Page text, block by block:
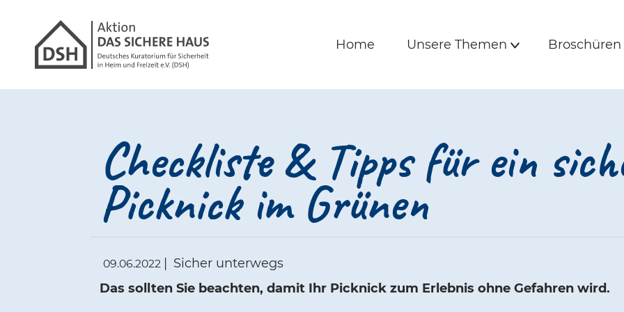
Gathmann Michaelis und Freunde |
Hauptmenü
Home
Home Unsere Themen
Unsere Themen Broschüren
Broschüren
Checkliste & Tipps für ein
Picknick im Grünen
09.06.2022
Sicher unterwegs
Das sollten Sie beachten, damit Ihr Picknick zum Erlebnis ohne Gefahren wird.